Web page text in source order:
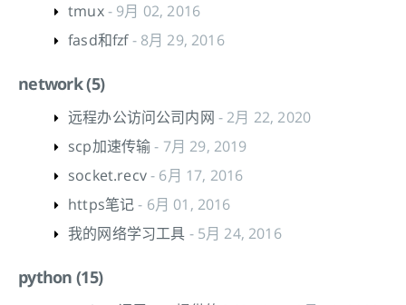
tmux- 9月 02, 2016
fasd和fzf- 8月 29, 2016
network (5)
远程办公访问公司内网 - 2月 22, 2020
scp加速传输- 7月 29, 2019
socket.recv- 6月 17, 2016
https笔记- 6月 01, 2016
我的网络学习工具 - 5月 24, 2016
python (15)